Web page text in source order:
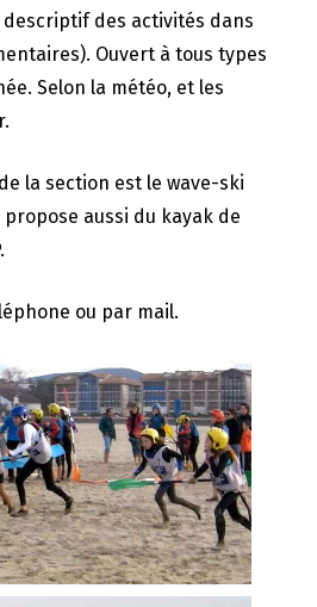
des activités dans
Ouvert à tous types
Selon la météo, et les
la section est le wave-ski
aussi du kayak de
ou par mail.